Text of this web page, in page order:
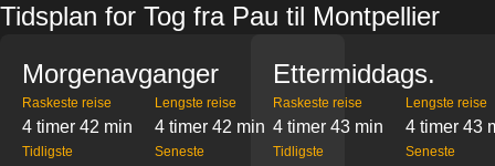
Tidsplan for Tog fra Pau til Montpellier
Morgenavganger
Raskeste reise
4 timer 42 min
Lengste reise
4 timer 42 min
Tidligste Seneste
Ettermiddags.
Raskeste reise
4 timer 43 min
Lengste reise
4 timer 43
Tidligste Seneste